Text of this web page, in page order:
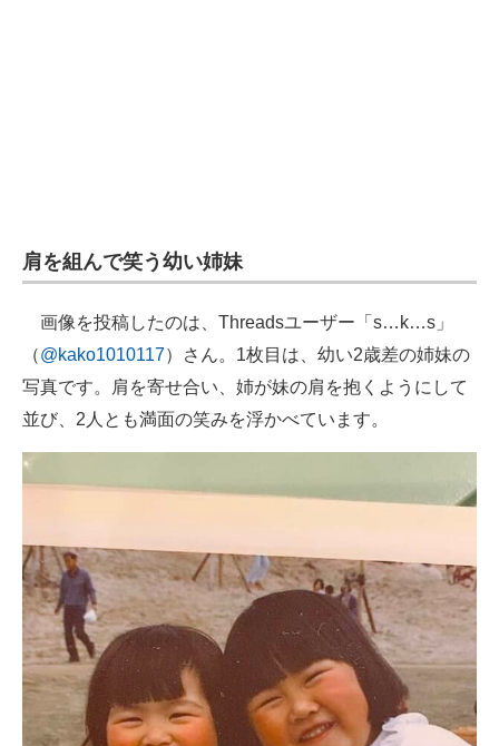
肩を組んで笑う幼い姉妹
画像を投稿したのは、Threadsユーザー「s…k…s」
（@kako1010117）さん。1枚目は、幼い2歳差の姉妹の
写真です。肩を寄せ合い、姉が妹の肩を抱くようにして
並び、2人とも満面の笑みを浮かべています。